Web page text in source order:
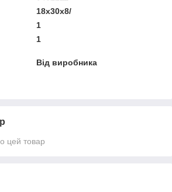
18x30x8/
1
1
Від виробника
цей товар